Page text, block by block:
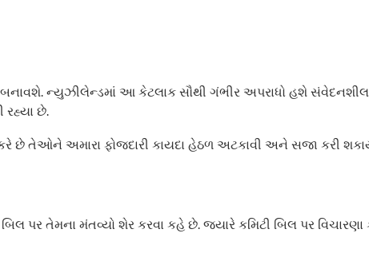
ન્યુઝીલેન્ડમાં આ કેટલાક સૌથી ગંભીર અપરાધો હશે સંવેદનશીલ
રહ્યા છે.
છે તેઓને અમારા ફોજદારી કાયદા હેઠળ અટકાવી અને સજા કરી
પર તેમના મંતવ્યો શેર કરવા કહે છે. જ્યારે કમિટી બિલ પર વિચારણા